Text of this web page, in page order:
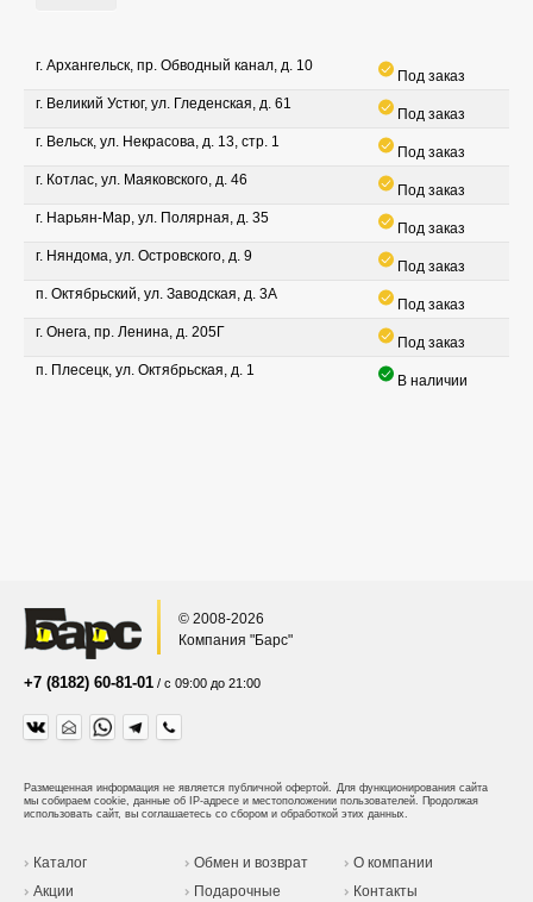
г. Архангельск, пр. Обводный канал, д. 10
Под заказ
г. Великий Устюг, ул. Гледенская, д. 61
Под заказ
г. Вельск, ул. Некрасова, д. 13, стр. 1
Под заказ
г. Котлас, ул. Маяковского, д. 46
Под заказ
г. Нарьян-Мар, ул. Полярная, д. 35
Под заказ
г. Няндома, ул. Островского, д. 9
Под заказ
п. Октябрьский, ул. Заводская, д. 3А
Под заказ
г. Онега, пр. Ленина, д. 205Г
Под заказ
п. Плесецк, ул. Октябрьская, д. 1
В наличии
© 2008-2026
Компания "Барс"
+7 (8182) 60-81-01 / с 09:00 до 21:00
Размещенная информация не является публичной офертой. Для функционирования сайта
мы собираем cookie, данные об IP-адресе и местоположении пользователей. Продолжая
использовать сайт, вы соглашаетесь со сбором и обработкой этих данных.
Каталог
Акции
Обмен и возврат
Подарочные
О компании
Контакты